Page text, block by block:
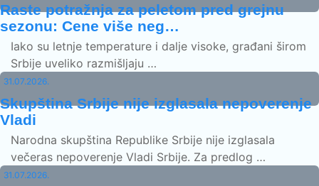
Raste potražnja za peletom pred grejnu
sezonu: Cene više neg…
Iako su letnje temperature i dalje visoke, građani širom
Srbije uveliko razmišljaju …
31.07.2026.
Skupština Srbije nije izglasala nepoverenje
Vladi
Narodna skupština Republike Srbije nije izglasala
večeras nepoverenje Vladi Srbije. Za predlog …
31.07.2026.